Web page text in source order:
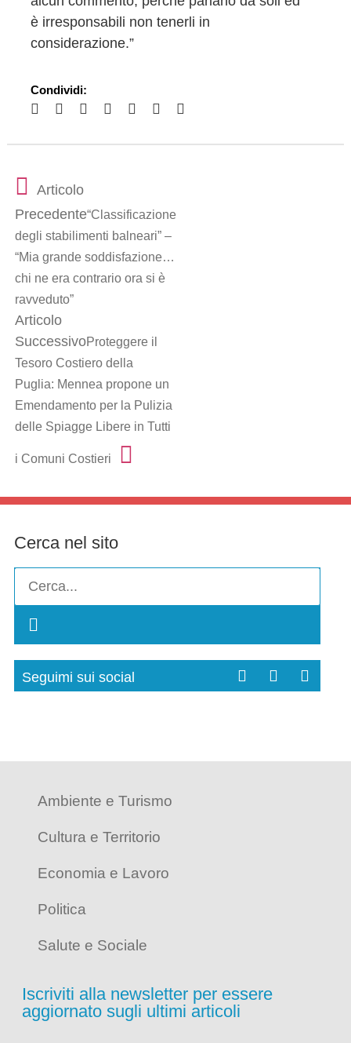
è irresponsabili non tenerli in
considerazione.”
Condividi:
Articolo
Precedente“Classificazione
degli stabilimenti balneari” –
“Mia grande soddisfazione…
chi ne era contrario ora si è
ravveduto”
Articolo
SuccessivoProteggere il
Tesoro Costiero della
Puglia: Mennea propone un
Emendamento per la Pulizia
delle Spiagge Libere in Tutti
i Comuni Costieri
Cerca nel sito
Seguimi sui social
Ambiente e Turismo
Cultura e Territorio
Economia e Lavoro
Politica
Salute e Sociale
Iscriviti alla newsletter per essere
aggiornato sugli ultimi articoli